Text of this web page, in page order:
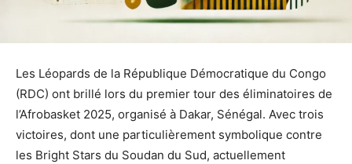
Les Léopards de la République Démocratique du Congo
(RDC) ont brillé lors du premier tour des éliminatoires de
l’Afrobasket 2025, organisé à Dakar, Sénégal. Avec trois
victoires, dont une particulièrement symbolique contre
les Bright Stars du Soudan du Sud, actuellement